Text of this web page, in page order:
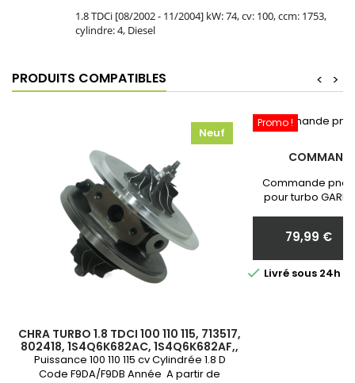
1.8 TDCi [08/2002 - 11/2004] kW: 74, cv: 100, ccm: 1753,
cylindre: 4, Diesel
PRODUITS COMPATIBLES >
<
Neuf
CHRA TURBO 1.8 TDCI 100 110 115, 713517,
802418, 1S4Q6K682AC, 1S4Q6K682AF,,
1S4Q6K682AG, 1S4Q6K682AH,
1S4Q6K682AJ, 1S4Q6K682AK
Puissance 100 110 115 cv Cylindrée 1.8 D
Code F9DA/F9DB Année A partir de
Promo !
Commande
pour turbo
Prix
79,99 €
 Livré sous 24h